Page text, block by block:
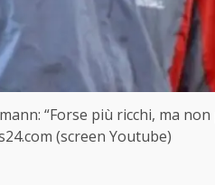
“Forse più ricchi, ma
(screen Youtube)